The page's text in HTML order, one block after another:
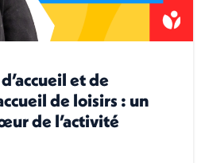
et de
de loisirs : un
de l’activité